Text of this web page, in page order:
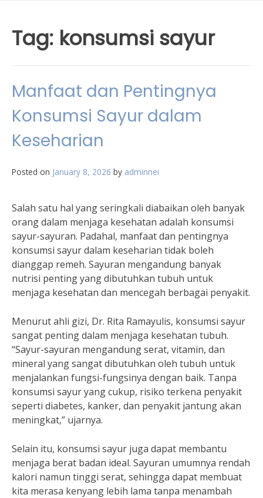
Tag: konsumsi sayur
Manfaat dan Pentingnya
Konsumsi Sayur dalam
Keseharian
Posted on January 8, 2026 by adminnei
Salah satu hal yang seringkali diabaikan oleh banyak
orang dalam menjaga kesehatan adalah konsumsi
sayur-sayuran. Padahal, manfaat dan pentingnya
konsumsi sayur dalam keseharian tidak boleh
dianggap remeh. Sayuran mengandung banyak
nutrisi penting yang dibutuhkan tubuh untuk
menjaga kesehatan dan mencegah berbagai penyakit.
Menurut ahli gizi, Dr. Rita Ramayulis, konsumsi sayur
sangat penting dalam menjaga kesehatan tubuh.
“Sayur-sayuran mengandung serat, vitamin, dan
mineral yang sangat dibutuhkan oleh tubuh untuk
menjalankan fungsi-fungsinya dengan baik. Tanpa
konsumsi sayur yang cukup, risiko terkena penyakit
seperti diabetes, kanker, dan penyakit jantung akan
meningkat,” ujarnya.
Selain itu, konsumsi sayur juga dapat membantu
menjaga berat badan ideal. Sayuran umumnya rendah
kalori namun tinggi serat, sehingga dapat membuat
kita merasa kenyang lebih lama tanpa menambah